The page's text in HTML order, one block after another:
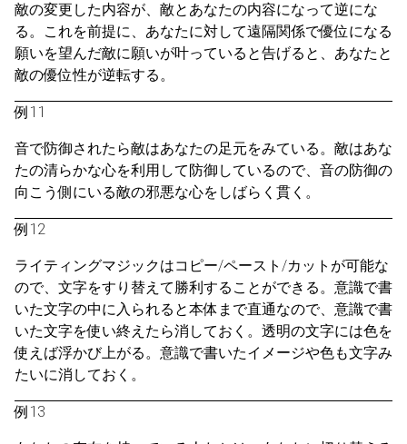
敵の変更した内容が、敵とあなたの内容になって逆にな
る。これを前提に、あなたに対して遠隔関係で優位になる
願いを望んだ敵に願いが叶っていると告げると、あなたと
敵の優位性が逆転する。
例11
音で防御されたら敵はあなたの足元をみている。敵はあな
たの清らかな心を利用して防御しているので、音の防御の
向こう側にいる敵の邪悪な心をしばらく貫く。
例12
ライティングマジックはコピー/ペースト/カットが可能な
ので、文字をすり替えて勝利することができる。意識で書
いた文字の中に入られると本体まで直通なので、意識で書
いた文字を使い終えたら消しておく。透明の文字には色を
使えば浮かび上がる。意識で書いたイメージや色も文字み
たいに消しておく。
例13